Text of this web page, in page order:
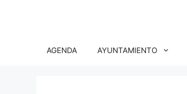
AGENDA AYUNTAMIENTO